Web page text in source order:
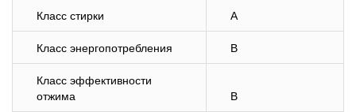
Класс стирки A
Класс энергопотребления B
Класс эффективности
отжима
B